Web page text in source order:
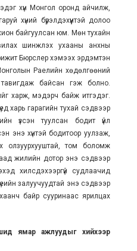
хүн Монгол оронд айчилж,
хүний бүрэлдэхүүнтэй долоо
байгуулсан юм. Мөн тухайн
шинжлэх ухааны анхны
Бюрслер хэмээх эрдэмтэн
Раелийн хөдөлгөөний
байсан гэж болно.
харж, мэдэрч байж итгэдэг.
харь гарагийн тухай сэдвээр
үзсэн туулсан бодит үйл
энэ хүнтэй бодитоор уулзаж,
олзуурхууштай, том боломж
жилийн дотор энэ сэдвээр
хилсдэхээргүй судлаачид
залуучуудтай энэ сэдвээр
байр сууринаас ярилцах
ямар ажлуудыг хийхээр